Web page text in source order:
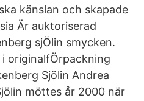
känslan och skapade
Är auktoriserad
sjÖlin smycken.
originalfÖrpackning
Sjölin Andrea
möttes år 2000 när